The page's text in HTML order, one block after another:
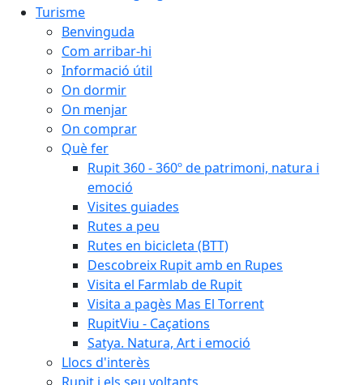
Turisme
Benvinguda
Com arribar-hi
Informació útil
On dormir
On menjar
On comprar
Què fer
Rupit 360 - 360º de patrimoni, natura i
emoció
Visites guiades
Rutes a peu
Rutes en bicicleta (BTT)
Descobreix Rupit amb en Rupes
Visita el Farmlab de Rupit
Visita a pagès Mas El Torrent
RupitViu - Caçations
Satya. Natura, Art i emoció
Llocs d'interès